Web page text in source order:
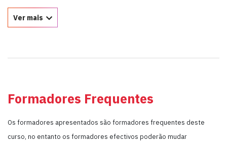
Ver mais
Formadores Frequentes
Os formadores apresentados são formadores frequentes deste
curso, no entanto os formadores efectivos poderão mudar